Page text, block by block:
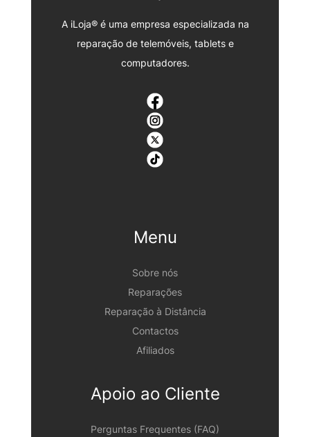
A iLoja® é uma empresa especializada na
reparação de telemóveis, tablets e
computadores.
Menu
Sobre nós
Reparações
Reparação à Distância
Contactos
Afiliados
Apoio ao Cliente
Perguntas Frequentes (FAQ)